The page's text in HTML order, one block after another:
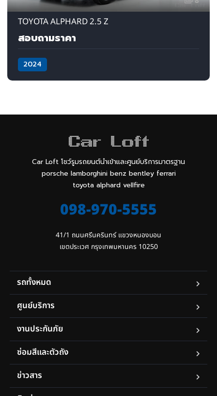
TOYOTA ALPHARD 2.5 Z
สอบถามราคา
2024
Car Loft โชว์รูมรถยนต์นำเข้าและศูนย์บริการมาตรฐาน
porsche lamborghini benz bentley ferrari
toyota alphard vellfire
098-970-5555
41/1 ถนนศรีนครินทร์ แขวงหนองบอน
เขตประเวศ กรุงเทพมหานคร 10250
รถทั้งหมด
ศูนย์บริการ
งานประกันภัย
ซ่อมสีและตัวถัง
ข่าวสาร